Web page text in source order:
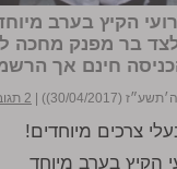
הקיץ בערב
לצד בר מפנק
חינם אך
04/2017))
| 2 תגובות
צרכים מיוחדים!
הקיץ בערב מיוחד